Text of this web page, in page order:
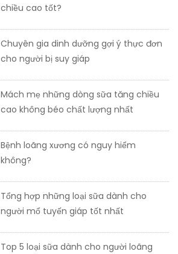
chiều cao tốt?
Chuyên gia dinh dưỡng gợi ý thực đơn
cho người bị suy giáp
Mách mẹ những dòng sữa tăng chiều
cao không béo chất lượng nhất
Bệnh loãng xương có nguy hiểm
không?
Tổng hợp những loại sữa dành cho
người mổ tuyến giáp tốt nhất
Top 5 loại sữa dành cho người loãng